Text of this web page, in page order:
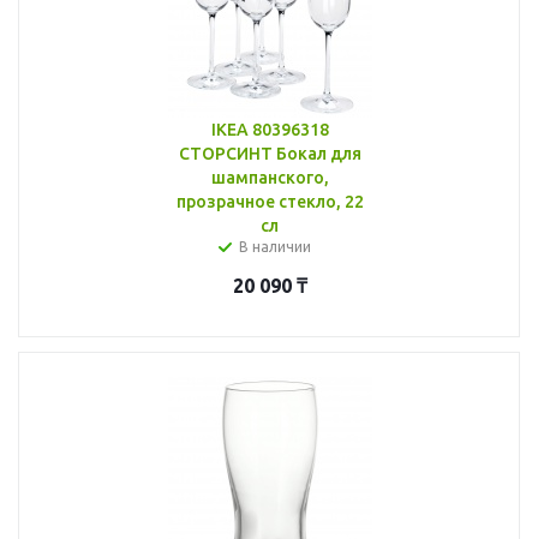
IKEA 80396318
СТОРСИНТ Бокал для
шампанского,
прозрачное стекло, 22
сл
В наличии
20 090₸